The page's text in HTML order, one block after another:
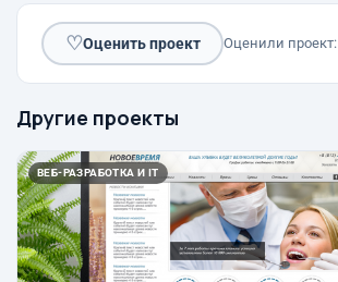
♡Оценить проект Оценили проект:
Другие проекты
ВЕБ-РАЗРАБОТКА И IT